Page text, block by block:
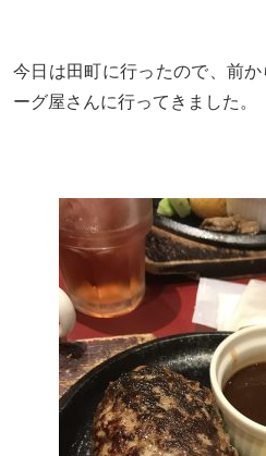
今日は田町に行ったので、前
ーグ屋さんに行ってきました。